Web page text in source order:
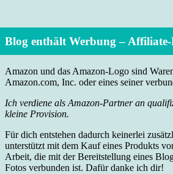
Blog enthält Werbung –
Amazon und das Amazon-Logo sind
Amazon.com, Inc. oder eines seiner
Ich verdiene als Amazon-Partner an
kleine Provision.
Für dich entstehen dadurch keinerlei
unterstützt mit dem Kauf eines Produkts
Arbeit, die mit der Bereitstellung eines
Fotos verbunden ist. Dafür danke ich dir!